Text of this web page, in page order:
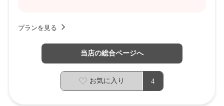
プランを見る
当店の総合ページへ
お気に入り 4